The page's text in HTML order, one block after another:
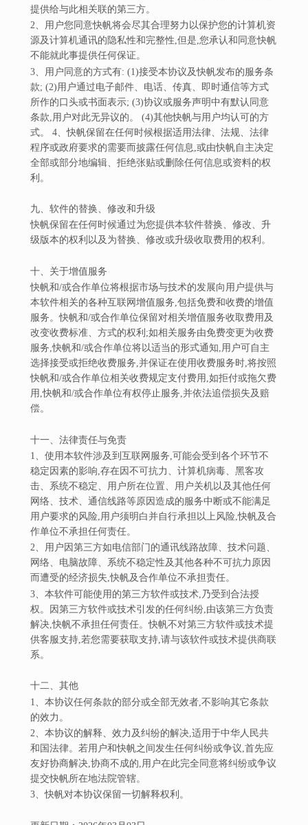
提供给与此相关联的第三方。
2、用户您同意快帆将会尽其合理努力以保护您的计算机资
源及计算机通讯的隐私性和完整性,但是,您承认和同意快帆
不能就此事提供任何保证。
3、用户同意的方式有: (1)接受本协议及快帆发布的服务条
款; (2)用户通过电子邮件、电话、传真、即时通信等方式
所作的口头或书面表示; (3)协议或服务声明中有默认同意
条款,用户对此无异议的。 (4)其他快帆与用户均认可的方
式。 4、快帆保留在任何时候根据适用法律、法规、法律
程序或政府要求的需要而披露任何信息,或由快帆自主决定
全部或部分地编辑、拒绝张贴或删除任何信息或资料的权
利。
九、软件的替换、修改和升级
快帆保留在任何时候通过为您提供本软件替换、修改、升
级版本的权利以及为替换、修改或升级收取费用的权利。
十、关于增值服务
快帆和/或合作单位将根据市场与技术的发展向用户提供与
本软件相关的各种互联网增值服务,包括免费和收费的增值
服务。快帆和/或合作单位保留对相关增值服务收取费用及
改变收费标准、方式的权利;如相关服务由免费变更为收费
服务,快帆和/或合作单位将以适当的形式通知,用户可自主
选择接受或拒绝收费服务,并保证在使用收费服务时,将按照
快帆和/或合作单位相关收费规定支付费用,如拒付或拖欠费
用,快帆和/或合作单位有权停止服务,并依法追偿损失及赔
偿。
十一、法律责任与免责
1、使用本软件涉及到互联网服务,可能会受到各个环节不
稳定因素的影响,存在因不可抗力、计算机病毒、黑客攻
击、系统不稳定、用户所在位置、用户关机以及其他任何
网络、技术、通信线路等原因造成的服务中断或不能满足
用户要求的风险,用户须明白并自行承担以上风险,快帆及合
作单位不承担任何责任。
2、用户因第三方如电信部门的通讯线路故障、技术问题、
网络、电脑故障、系统不稳定性及其他各种不可抗力原因
而遭受的经济损失,快帆及合作单位不承担责任。
3、本软件可能使用的第三方软件或技术,乃受到合法授
权。因第三方软件或技术引发的任何纠纷,由该第三方负责
解决,快帆不承担任何责任。快帆不对第三方软件或技术提
供客服支持,若您需要获取支持,请与该软件或技术提供商联
系。
十二、其他
1、本协议任何条款的部分或全部无效者,不影响其它条款
的效力。
2、本协议的解释、效力及纠纷的解决,适用于中华人民共
和国法律。若用户和快帆之间发生任何纠纷或争议,首先应
友好协商解决,协商不成的,用户在此完全同意将纠纷或争议
提交快帆所在地法院管辖。
3、快帆对本协议保留一切解释权利。